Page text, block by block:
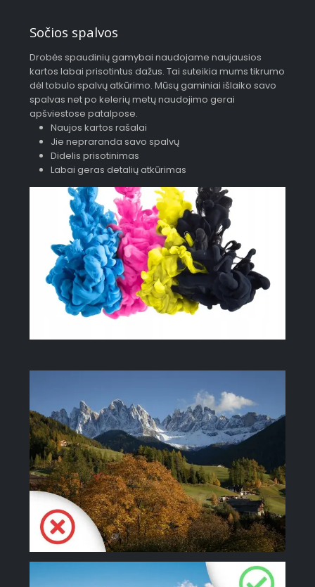
Sočios spalvos
Drobės spaudinių gamybai naudojame naujausios
kartos labai prisotintus dažus. Tai suteikia mums tikrumo
dėl tobulo spalvų atkūrimo. Mūsų gaminiai išlaiko savo
spalvas net po kelerių metų naudojimo gerai
apšviestose patalpose.
Naujos kartos rašalai
Jie nepraranda savo spalvų
Didelis prisotinimas
Labai geras detalių atkūrimas